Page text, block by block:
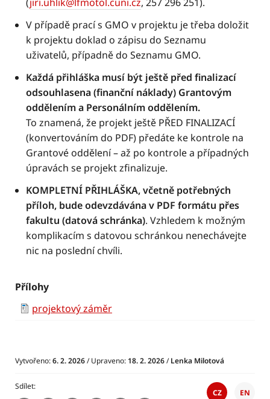
V případě prací s GMO v projektu je třeba doložit
k projektu doklad o zápisu do Seznamu
uživatelů, případně do Seznamu GMO.
Každá přihláška musí být ještě před finalizací
odsouhlasena (finanční náklady) Grantovým
oddělením a Personálním oddělením.
To znamená, že projekt ještě PŘED FINALIZACÍ
(konvertováním do PDF) předáte ke kontrole na
Grantové oddělení – až po kontrole a případných
úpravách se projekt zfinalizuje.
KOMPLETNÍ PŘIHLÁŠKA, včetně potřebných
příloh, bude odevzdávána v PDF formátu přes
fakultu (datová schránka). Vzhledem k možným
komplikacím s datovou schránkou nenechávejte
nic na poslední chvíli.
Přílohy
projektový záměr
Vytvořeno:6. 2. 2026/ Upraveno: 18. 2. 2026/Lenka Milotová
Sdílet
CZ EN